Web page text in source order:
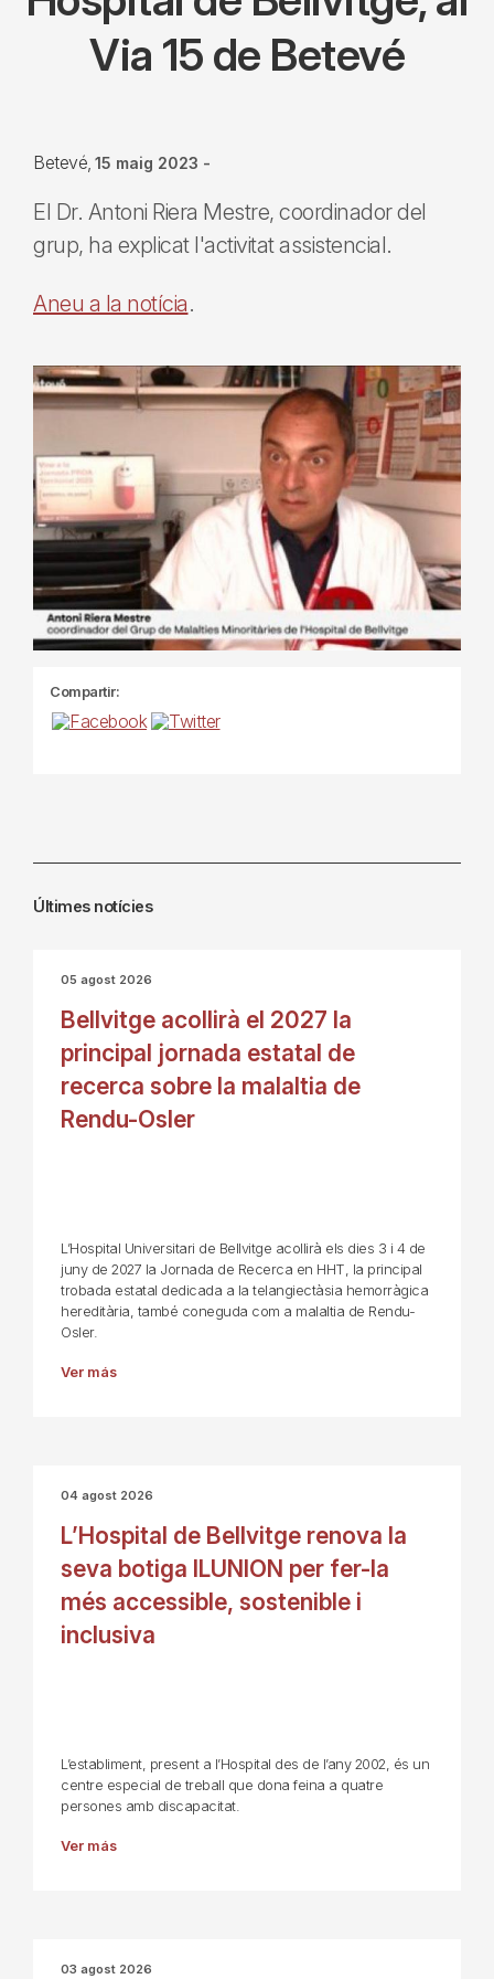
Via 15 de Betevé
Betevé 15 maig 2023 -
El Dr. Antoni Riera Mestre, coordinador del
grup, ha explicat l'activitat assistencial.
Aneu a la notícia.
Compartir:
Últimes notícies
05 agost 2026
Bellvitge acollirà el 2027 la
principal jornada estatal de
recerca sobre la malaltia de
Rendu-Osler
L’Hospital Universitari de Bellvitge acollirà els dies 3 i 4 de
juny de 2027 la Jornada de Recerca en HHT, la principal
trobada estatal dedicada a la telangiectàsia hemorràgica
hereditària, també coneguda com a malaltia de Rendu-
Osler.
Ver más
04 agost 2026
L’Hospital de Bellvitge renova la
seva botiga ILUNION per fer-la
més accessible, sostenible i
inclusiva
L’establiment, present a l’Hospital des de l’any 2002, és un
centre especial de treball que dona feina a quatre
persones amb discapacitat.
Ver más
03 agost 2026